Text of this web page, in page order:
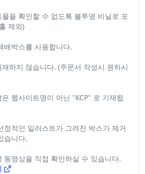
을 확인할 수 없도록 불투명 비닐로 포
제외)
배박스를 사용합니다.
하지 않습니다. (주문서 작성시 원하시
웹사이트명이 아닌 "KCP" 로 기재됩
정적인 일러스트가 그려진 박스가 제거
습니다.
동영상을 직접 확인하실 수 있습니다.